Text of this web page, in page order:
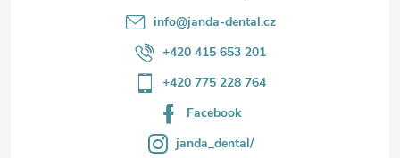
info@janda-dental.cz
+420 415 653 201
+420 775 228 764
Facebook
janda_dental/